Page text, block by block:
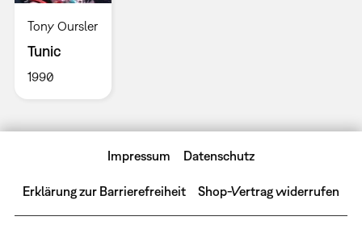
Tony Oursler
Tunic
1990
Impressum Datenschutz
Erklärung zur Barrierefreiheit Shop-Vertrag widerrufen